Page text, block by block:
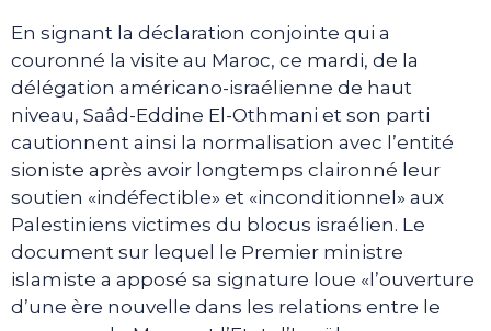
En signant la déclaration conjointe qui a
couronné la visite au Maroc, ce mardi, de la
délégation américano-israélienne de haut
niveau, Saâd-Eddine El-Othmani et son parti
cautionnent ainsi la normalisation avec l’entité
sioniste après avoir longtemps claironné leur
soutien «indéfectible» et «inconditionnel» aux
Palestiniens victimes du blocus israélien. Le
document sur lequel le Premier ministre
islamiste a apposé sa signature loue «l’ouverture
d’une ère nouvelle dans les relations entre le